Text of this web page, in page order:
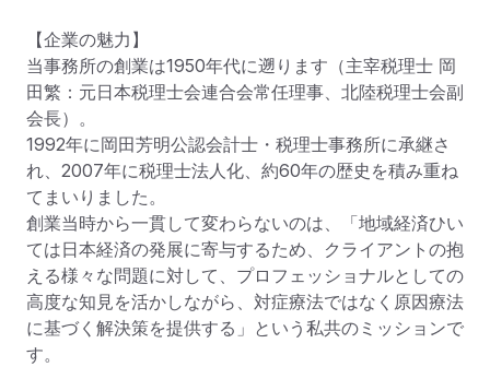
【企業の魅力】
当事務所の創業は1950年代に遡ります（主宰税理士 岡
田繁：元日本税理士会連合会常任理事、北陸税理士会副
会長）。
1992年に岡田芳明公認会計士・税理士事務所に承継さ
れ、2007年に税理士法人化、約60年の歴史を積み重ね
てまいりました。
創業当時から一貫して変わらないのは、「地域経済ひい
ては日本経済の発展に寄与するため、クライアントの抱
える様々な問題に対して、プロフェッショナルとしての
高度な知見を活かしながら、対症療法ではなく原因療法
に基づく解決策を提供する」という私共のミッションで
す。